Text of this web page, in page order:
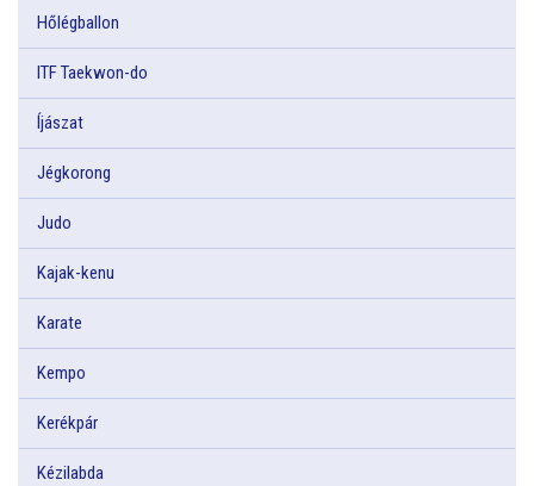
Hőlégballon
ITF Taekwon-do
Íjászat
Jégkorong
Judo
Kajak-kenu
Karate
Kempo
Kerékpár
Kézilabda